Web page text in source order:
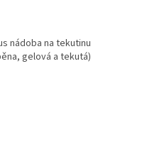
nádoba na tekutinu
gelová a tekutá)